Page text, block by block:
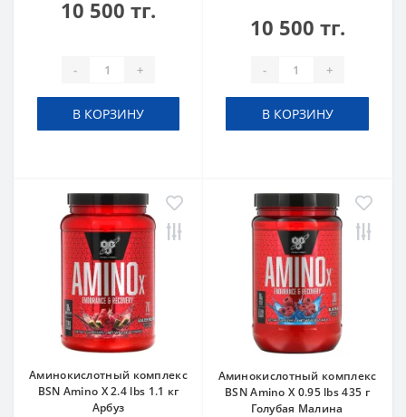
10 500 тг.
- +
В КОРЗИНУ
10 500 тг.
- +
В КОРЗИНУ
Аминокислотный комплекс
BSN Amino X 2.4 lbs 1.1 кг
Арбуз
Аминокислотный комплекс
BSN Amino X 0.95 lbs 435 г
Голубая Малина